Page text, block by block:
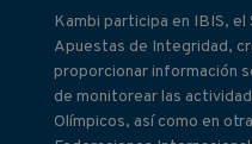
Kambi participa en IBIS,
Apuestas de Integridad,
proporcionar información
de monitorear las
Olímpicos, así como en